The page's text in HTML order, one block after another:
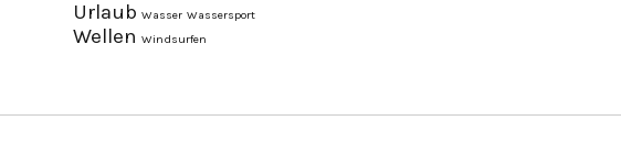
Urlaub Wasser Wassersport
Wellen Windsurfen